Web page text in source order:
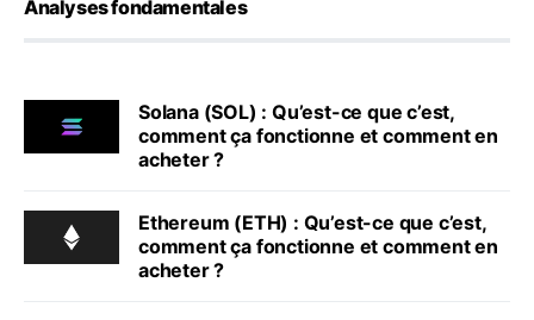
Analyses fondamentales
Solana (SOL) : Qu’est-ce que c’est,
comment ça fonctionne et comment en
acheter ?
Ethereum (ETH) : Qu’est-ce que c’est,
comment ça fonctionne et comment en
acheter ?